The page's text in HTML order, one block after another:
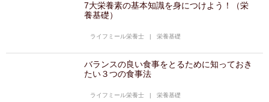
7大栄養素の基本知識を身につけよう！（栄
養基礎）
ライフミール栄養士 |栄養基礎
バランスの良い食事をとるために知っておき
たい３つの食事法
ライフミール栄養士 |栄養基礎